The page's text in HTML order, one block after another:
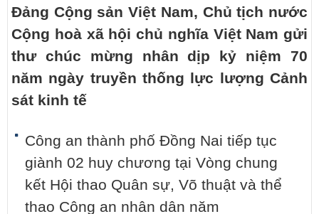
Đảng Cộng sản Việt Nam, Chủ tịch nước
Cộng hoà xã hội chủ nghĩa Việt Nam gửi
thư chúc mừng nhân dịp kỷ niệm 70
năm ngày truyền thống lực lượng Cảnh
sát kinh tế
Công an thành phố Đồng Nai tiếp tục
giành 02 huy chương tại Vòng chung
kết Hội thao Quân sự, Võ thuật và thể
thao Công an nhân dân năm